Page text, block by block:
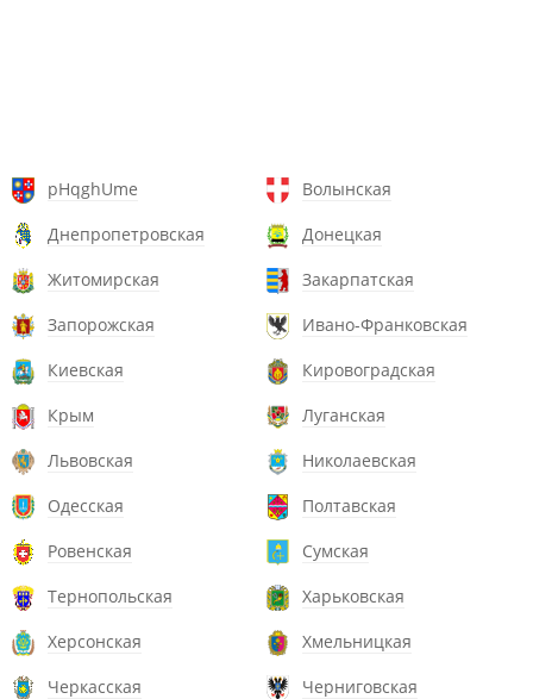
pHqghUme
Волынская
Днепропетровская
Донецкая
Житомирская
Закарпатская
Запорожская
Ивано-Франковская
Киевская
Кировоградская
Крым
Луганская
Львовская
Николаевская
Одесская
Полтавская
Ровенская
Сумская
Тернопольская
Харьковская
Херсонская
Хмельницкая
Черкасская
Черниговская